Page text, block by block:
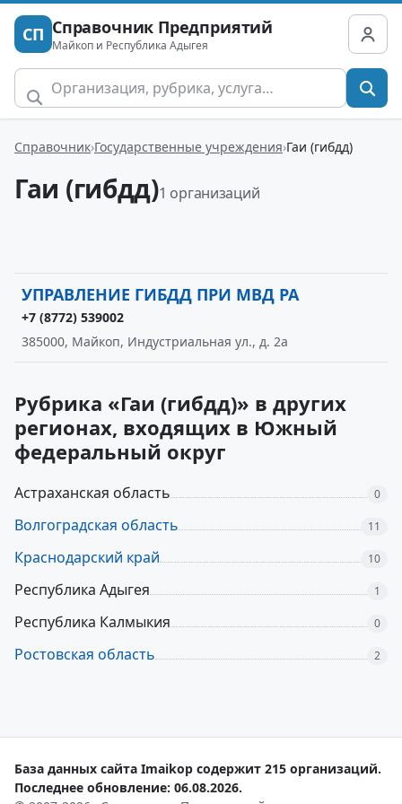
СП Справочник Предприятий
Майкоп и Республика Адыгея
Справочник Государственные учреждения Гаи (гибдд)
Гаи (гибдд)1 организаций
УПРАВЛЕНИЕ ГИБДД ПРИ МВД РА
+7 (8772) 539002
385000, Майкоп, Индустриальная ул., д. 2а
Рубрика «Гаи (гибдд)» в других
регионах, входящих в Южный
федеральный округ
Астраханская область 0
Волгоградская область 11
Краснодарский край 10
Республика Адыгея 1
Республика Калмыкия 0
Ростовская область 2
База данных сайта Imaikop содержит 215 организаций.
Последнее обновление: 06.08.2026.